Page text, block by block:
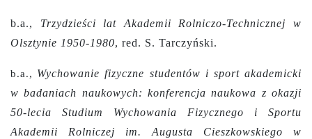
b.a., Trzydzieści lat Akademii Rolniczo-Technicznej w
Olsztynie 1950-1980, red. S. Tarczyński.
b.a., Wychowanie fizyczne studentów i sport akademicki
w badaniach naukowych: konferencja naukowa z okazji
50-lecia Studium Wychowania Fizycznego i Sportu
Akademii Rolniczej im. Augusta Cieszkowskiego w